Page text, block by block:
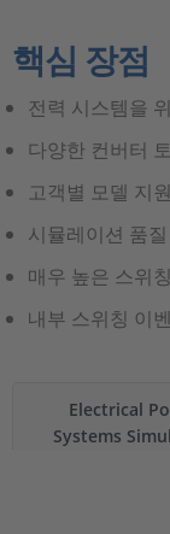
핵심 장점
전력 시스템을
다양한 컨버터
고객별 모델 지원
시뮬레이션 품
매우 높은 스위
내부 스위칭 이
Electrical
Systems